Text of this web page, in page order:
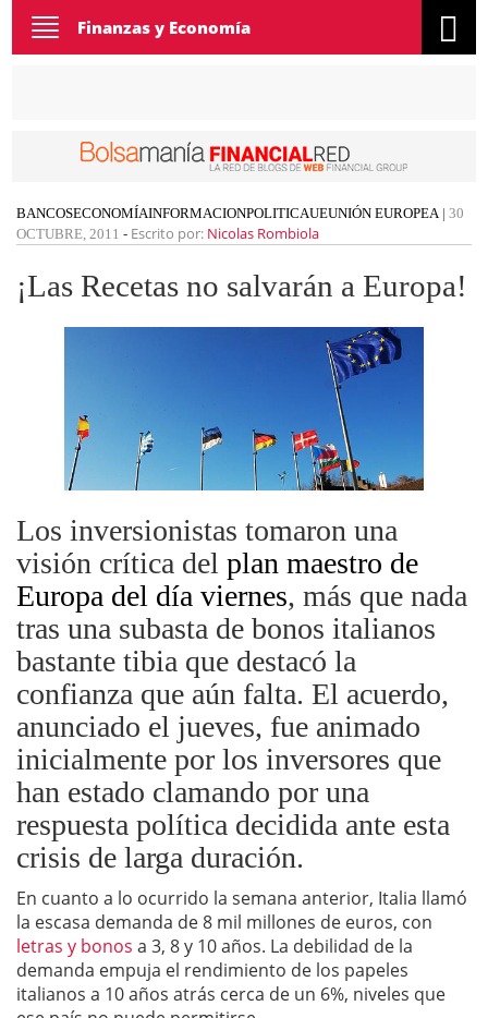
Toggle
navigation
Finanzas y Economía
BANCOSECONOMÍAINFORMACIONPOLITICAUEUNIÓN EUROPEA| 30
OCTUBRE, 2011 - Escrito por: Nicolas Rombiola
¡Las Recetas no salvarán a Europa!
Los inversionistas tomaron una
visión crítica del plan maestro de
Europa del día viernes, más que nada
tras una subasta de bonos italianos
bastante tibia que destacó la
confianza que aún falta. El acuerdo,
anunciado el jueves, fue animado
inicialmente por los inversores que
han estado clamando por una
respuesta política decidida ante esta
crisis de larga duración.
En cuanto a lo ocurrido la semana anterior, Italia llamó
la escasa demanda de 8 mil millones de euros, con
letras y bonos a 3, 8 y 10 años. La debilidad de la
demanda empuja el rendimiento de los papeles
italianos a 10 años atrás cerca de un 6%, niveles que